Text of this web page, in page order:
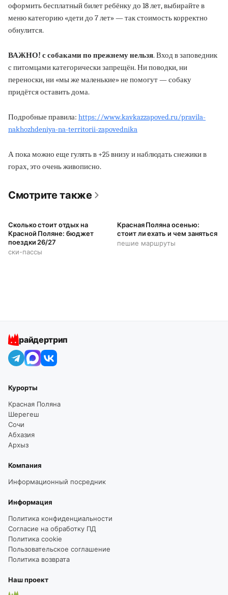
оформить бесплатный билет ребёнку до 18 лет, выбирайте в
меню категорию «дети до 7 лет» — так стоимость корректно
обнулится.
ВАЖНО! с собаками по прежнему нельзя. Вход в заповедник
с питомцами категорически запрещён. Ни поводки, ни
переноски, ни «мы же маленькие» не помогут — собаку
придётся оставить дома.
Подробные правила: https://www.kavkazzapoved.ru/pravila-
nakhozhdeniya-na-territorii-zapovednika
А пока можно еще гулять в +25 внизу и наблюдать снежики в
горах, это очень живописно.
Смотрите также
Сколько стоит отдых на
Красной Поляне: бюджет
поездки 26/27
ски-пассы
Красная Поляна осенью:
стоит ли ехать и чем заняться
пешие маршруты
райдертрип
Курорты
Красная Поляна
Шерегеш
Сочи
Абхазия
Архыз
Компания
Информационный посредник
Информация
Политика конфиденциальности
Согласие на обработку ПД
Политика cookie
Пользовательское соглашение
Политика возврата
Наш проект